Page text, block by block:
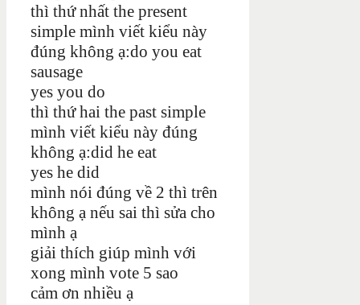
thì thứ nhất the present
simple mình viết kiểu này
đúng không ạ:do you eat
sausage
yes you do
thì thứ hai the past simple
mình viết kiểu này đúng
không ạ:did he eat
yes he did
mình nói đúng về 2 thì trên
không ạ nếu sai thì sửa cho
mình ạ
giải thích giúp mình với
xong mình vote 5 sao
cảm ơn nhiều ạ